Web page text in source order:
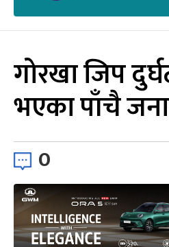
गोरखा जिप
भएका पाँचै
0